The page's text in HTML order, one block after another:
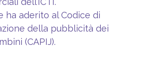
ha aderito alCodice di
della pubblicità dei
(CAPIJ).